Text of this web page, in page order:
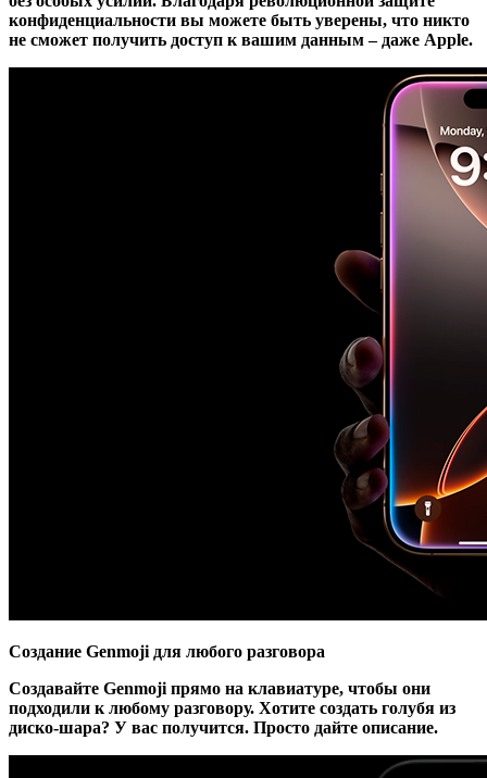
конфиденциальности вы можете быть уверены, что никто
не сможет получить доступ к вашим данным – даже Apple.
Создание Genmoji для любого разговора
Создавайте Genmoji прямо на клавиатуре, чтобы они
подходили к любому разговору. Хотите создать голубя из
диско-шара? У вас получится. Просто дайте описание.